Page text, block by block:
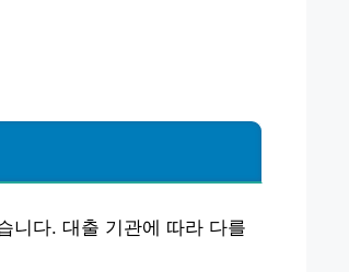
니다. 대출 기관에 따라 다를